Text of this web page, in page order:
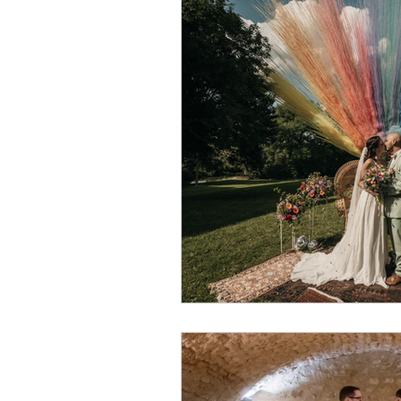
Noël Harry Potter
Casino Gatsby
Nature EVG/JF
Chic